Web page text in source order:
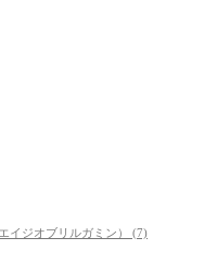
イジオブリルガミン） (7)